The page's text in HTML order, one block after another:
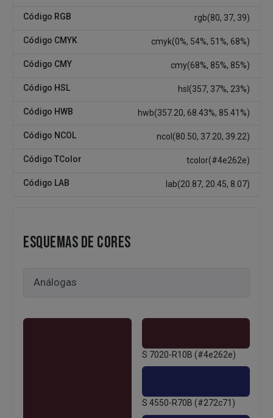
Código RGB rgb(80, 37, 39)
Código CMYK cmyk(0%, 54%, 51%, 68%)
Código CMY cmy(68%, 85%, 85%)
Código HSL hsl(357, 37%, 23%)
Código HWB hwb(357.20, 68.43%, 85.41%)
Código NCOL ncol(80.50, 37.20, 39.22)
Código TColor tcolor(#4e262e)
Código LAB lab(20.87, 20.45, 8.07)
ESQUEMAS DE CORES
S 7020-R10B (#4e262e)
S 4550-R70B (#272c71)